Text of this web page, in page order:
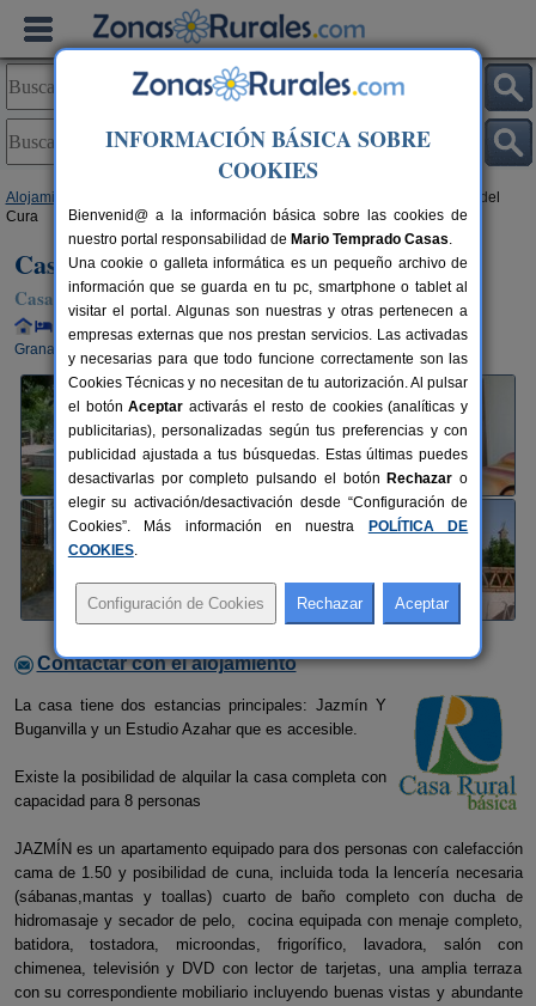
Alojamientos
> Casa Rural La Huerta del
Cura
Casa Rural La Huerta del Cura
Casa Rural en Nigüelas (Granada)
Alquiler completo y por habitaciones 4+2 plazas
27 km de
Granada
Contactar con el alojamiento
La casa tiene dos estancias principales: Jazmín Y
Buganvilla y un Estudio Azahar que es accesible.
Existe la posibilidad de alquilar la casa completa con
capacidad para 8 personas
JAZMÍN es un apartamento equipado para dos personas con calefacción
cama de 1.50 y posibilidad de cuna, incluida toda la lencería necesaria
(sábanas,mantas y toallas) cuarto de baño completo con ducha de
hidromasaje y secador de pelo, cocina equipada con menaje completo,
batidora, tostadora, microondas, frigorífico, lavadora, salón con
chimenea, televisión y DVD con lector de tarjetas, una amplia terraza
con su correspondiente mobiliario incluyendo buenas vistas y abundante
INFORMACIÓN BÁSICA SOBRE
COOKIES
Bienvenid@ a la información básica sobre las cookies de
nuestro portal responsabilidad de Mario Temprado Casas.
Una cookie o galleta informática es un pequeño archivo de
información que se guarda en tu pc, smartphone o tablet al
visitar el portal. Algunas son nuestras y otras pertenecen a
empresas externas que nos prestan servicios. Las activadas
y necesarias para que todo funcione correctamente son las
Cookies Técnicas y no necesitan de tu autorización. Al pulsar
el botónAceptar activarás el resto de cookies (analíticas y
publicitarias), personalizadas según tus preferencias y con
publicidad ajustada a tus búsquedas. Estas últimas puedes
desactivarlas por completo pulsando el botón Rechazar o
elegir su activación/desactivación desde “Configuración de
Cookies”. Más información en nuestra
POLÍTICA DE
COOKIES.